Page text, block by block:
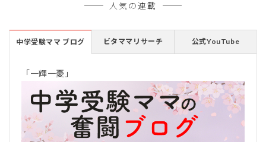
人気の連載
中学受験ママ ブログ ビタママリサーチ 公式YouTube
「一輝一憂」